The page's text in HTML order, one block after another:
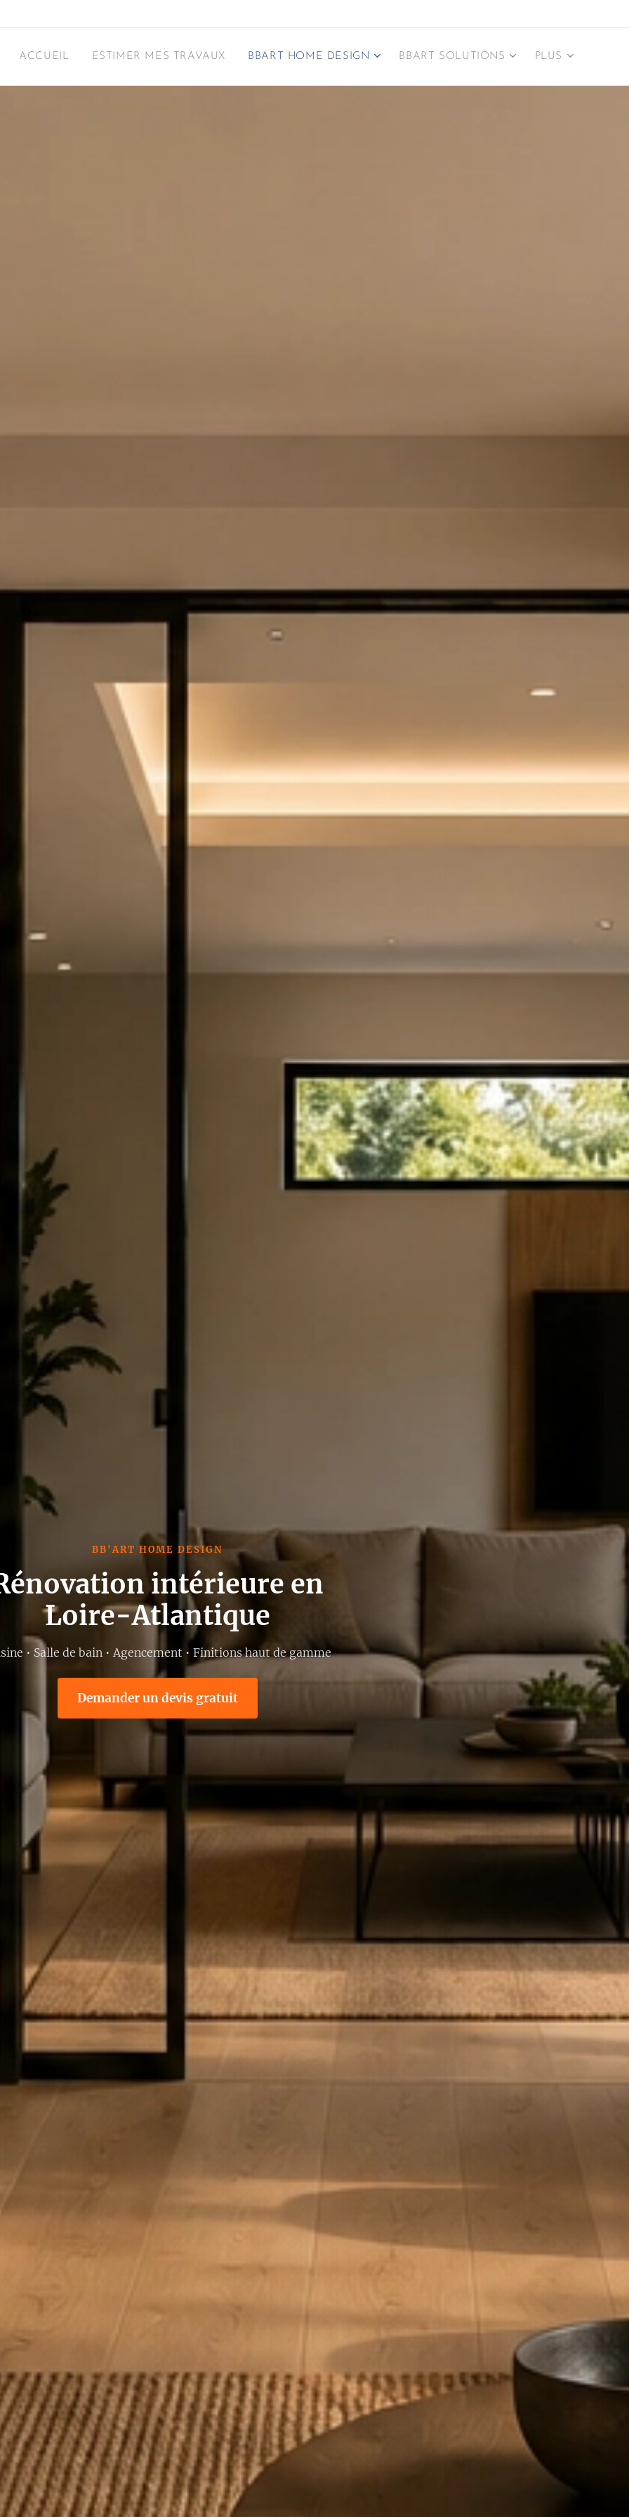
ACCUEIL ESTIMER MES TRAVAUX BBART HOME DESIGN BBART SOLUTIONS PLUS
BB'ART HOME DESIGN
intérieure en
Loire-Atlantique
• Salle de bain • Agencement • Finitions haut de gamme
Demander un devis gratuit